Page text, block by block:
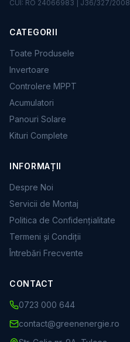
CUI: RO 24066983 | J36/327/2008
CATEGORII
Toate Produsele
Invertoare
Controlere MPPT
Acumulatori
Panouri Solare
Kituri Complete
INFORMAȚII
Despre Noi
Servicii de Montaj
Politica de Confidențialitate
Termeni și Condiții
Întrebări Frecvente
CONTACT
0723 000 644
contact@greenenergie.ro